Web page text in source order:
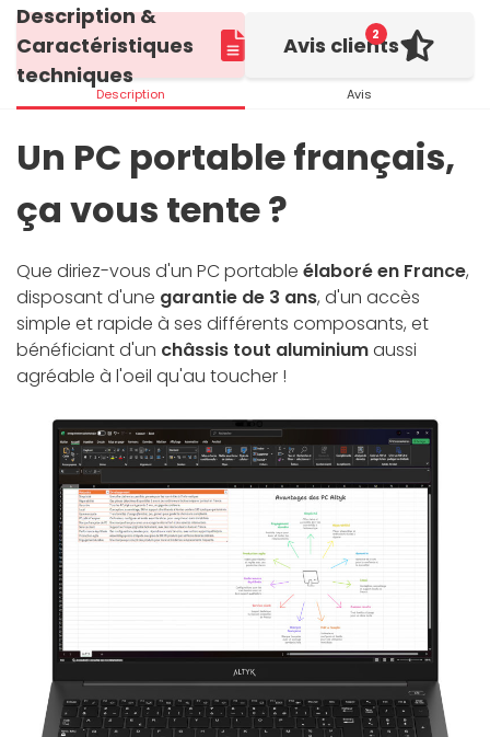
Description &
Caractéristiques
techniques
Description
2
Avis clients
Avis
Un PC portable français,
ça vous tente ?
Que diriez-vous d'un PC portable élaboré en France,
disposant d'une garantie de 3 ans, d'un accès
simple et rapide à ses différents composants, et
bénéficiant d'un châssis tout aluminiumaussi
agréable à l'oeil qu'au toucher !